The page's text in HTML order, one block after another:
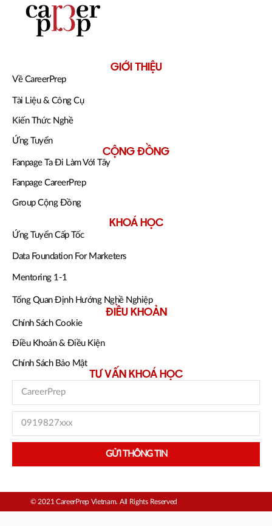
GIỚI THIỆU
Về CareerPrep
Tài Liệu & Công Cụ
Kiến Thức Nghề
Ứng Tuyển
CỘNG ĐỒNG
Fanpage Ta Đi Làm Với Tây
Fanpage CareerPrep
Group Cộng Đồng
KHOÁ HỌC
Ứng Tuyển Cấp Tốc
Data Foundation For Marketers
Mentoring 1-1
Tổng Quan Định Hướng Nghề Nghiệp
ĐIỀU KHOẢN
Chính Sách Cookie
Điều Khoản & Điều Kiện
Chính Sách Bảo Mật
TƯ VẤN KHOÁ HỌC
GỬI THÔNG TIN
© 2021 CareerPrep Vietnam. All Rights Reserved